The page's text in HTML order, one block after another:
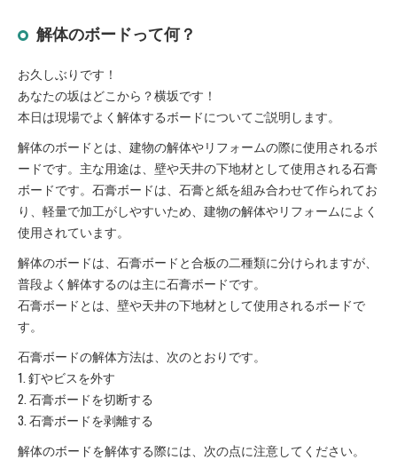
解体のボードって何？
お久しぶりです！
あなたの坂はどこから？横坂です！
本日は現場でよく解体するボードについてご説明します。
解体のボードとは、建物の解体やリフォームの際に使用されるボ
ードです。主な用途は、壁や天井の下地材として使用される石膏
ボードです。石膏ボードは、石膏と紙を組み合わせて作られてお
り、軽量で加工がしやすいため、建物の解体やリフォームによく
使用されています。
解体のボードは、石膏ボードと合板の二種類に分けられますが、
普段よく解体するのは主に石膏ボードです。
石膏ボードとは、壁や天井の下地材として使用されるボードで
す。
石膏ボードの解体方法は、次のとおりです。
1. 釘やビスを外す
2. 石膏ボードを切断する
3. 石膏ボードを剥離する
解体のボードを解体する際には、次の点に注意してください。